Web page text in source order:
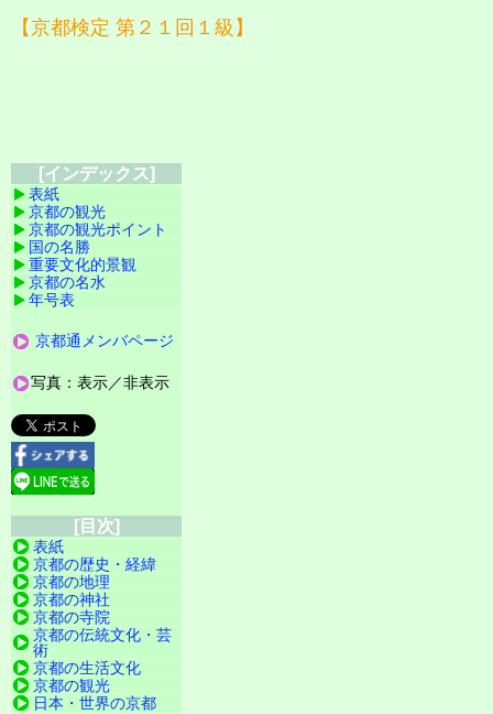
【京都検定 第２１回１級】
[インデックス]
表紙
京都の観光
京都の観光ポイント
国の名勝
重要文化的景観
京都の名水
年号表
京都通メンバページ
写真：表示／非表示
[目次]
表紙
京都の歴史・経緯
京都の地理
京都の神社
京都の寺院
京都の伝統文化・芸
術
京都の生活文化
京都の観光
日本・世界の京都